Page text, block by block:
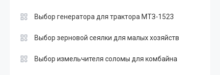
Выбор генератора для трактора МТЗ-1523
Выбор зерновой сеялки для малых хозяйств
Выбор измельчителя соломы для комбайна